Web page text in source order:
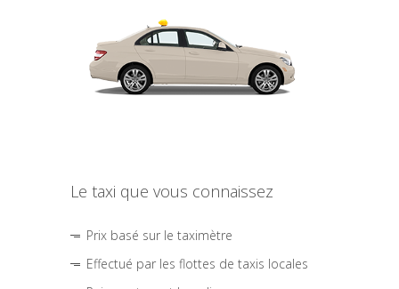
Le taxi que vous connaissez
Prix basé sur le taximètre
Effectué par les flottes de taxis locales